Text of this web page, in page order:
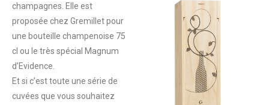
champagnes. Elle est
proposée chez Gremillet pour
une bouteille champenoise 75
cl ou le très spécial Magnum
d’Evidence.
Et si c’est toute une série de
cuvées que vous souhaitez